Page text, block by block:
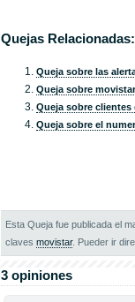
Quejas Relacionadas:
Queja sobre las
Queja sobre movistar
Queja sobre clientes
Queja sobre el
Esta Queja fue publicada el
claves movistar. Pueder ir
3 opiniones